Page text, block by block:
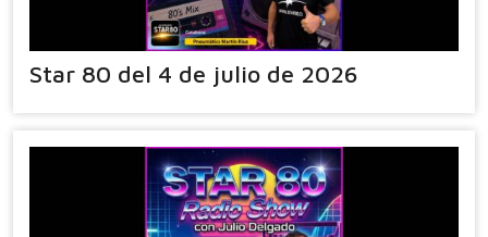
Star 80 del 4 de julio de 2026